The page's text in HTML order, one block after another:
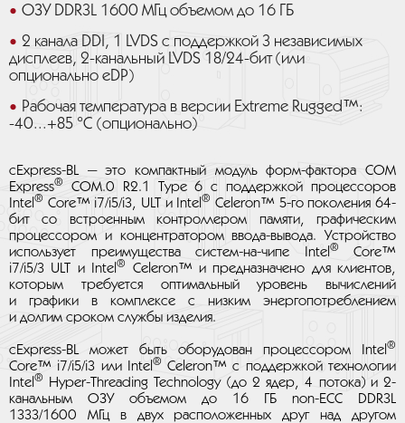
ОЗУ DDR3L 1600 МГц объемом до 16 ГБ
2 канала DDI, 1 LVDS с поддержкой 3 независимых
дисплеев, 2-канальный LVDS 18/24-бит (или
опционально eDP)
Рабочая температура в версии Extreme Rugged™:
-40...+85 °C (опционально)
cExpress-BL — это компактный модуль форм-фактора COM
Express®
COM.0 R2.1 Type 6 с поддержкой процессоров
Intel ® Core™ i7/i5/i3, ULT и Intel® Celeron™ 5-го поколения 64-
бит со встроенным контроллером памяти, графическим
процессором и концентратором ввода-вывода. Устройство
использует преимущества систем-на-чипе Intel ®
Core™
i7/i5/3 ULT и Intel®
Celeron™ и предназначено для клиентов,
которым требуется оптимальный уровень вычислений
и графики в комплексе с низким энергопотреблением
и долгим сроком службы изделия.
cExpress-BL может быть оборудован процессором Intel ®
Core™ i7/i5/i3 или Intel ® Celeron™ с поддержкой технологии
Intel ®
Hyper-Threading Technology (до 2 ядер, 4 потока) и 2-
канальным ОЗУ объемом до 16 ГБ non-ECC DDR3L
1333/1600 МГц в двух расположенных друг над другом